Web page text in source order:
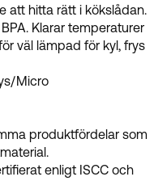
att hitta rätt i kökslådan.
Klarar temperaturer
väl lämpad för kyl, frys
Micro
produktfördelar som
enligt ISCC och